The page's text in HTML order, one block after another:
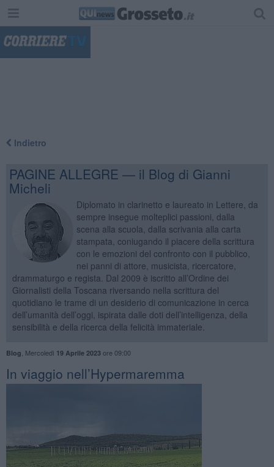
Indietro
PAGINE ALLEGRE — il Blog di Gianni
Micheli
Diplomato in clarinetto e laureato in Lettere, da
sempre insegue molteplici passioni, dalla
scena alla scuola, dalla scrivania alla carta
stampata, coniugando il piacere della scrittura
con le emozioni del confronto con il pubblico,
nei panni di attore, musicista, ricercatore,
drammaturgo e regista. Dal 2009 è iscritto all’Ordine dei
Giornalisti della Toscana riversando nella scrittura del
quotidiano le trame di un desiderio di comunicazione in cerca
dell’umanità dell’oggi, ispirata dalle doti dell’intelligenza, della
sensibilità e della ricerca della felicità immateriale.
Blog Mercoledì 19 Aprile 2023ore 09:00
In viaggio nell’Hypermaremma